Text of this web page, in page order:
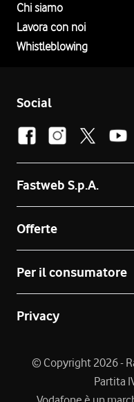
Chi siamo
Lavora con noi
Whistleblowing
Social
Fastweb S.p.A.
Offerte
Per il consumatore
Privacy
© Copyright 2026 -
Partita